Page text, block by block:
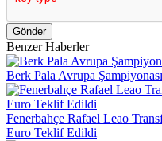
Gönder
Benzer Haberler
Berk Pala Avrupa
Fenerbahçe Rafael Leao
Euro Teklif Edildi